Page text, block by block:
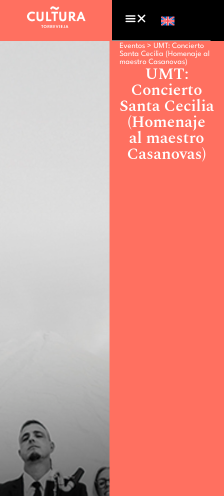
Eventos > UMT: Concierto
Santa Cecilia (Homenaje al
maestro Casanovas)
UMT:
Concierto
Santa Cecilia
(Homenaje
al maestro
Casanovas)